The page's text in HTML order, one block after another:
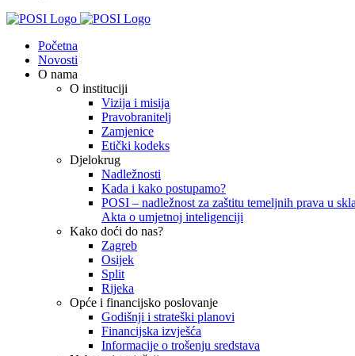
Početna
Novosti
O nama
O instituciji
Vizija i misija
Pravobranitelj
Zamjenice
Etički kodeks
Djelokrug
Nadležnosti
Kada i kako postupamo?
POSI – nadležnost za zaštitu temeljnih prava u
Akta o umjetnoj inteligenciji
Kako doći do nas?
Zagreb
Osijek
Split
Rijeka
Opće i financijsko poslovanje
Godišnji i strateški planovi
Financijska izvješća
Informacije o trošenju sredstava